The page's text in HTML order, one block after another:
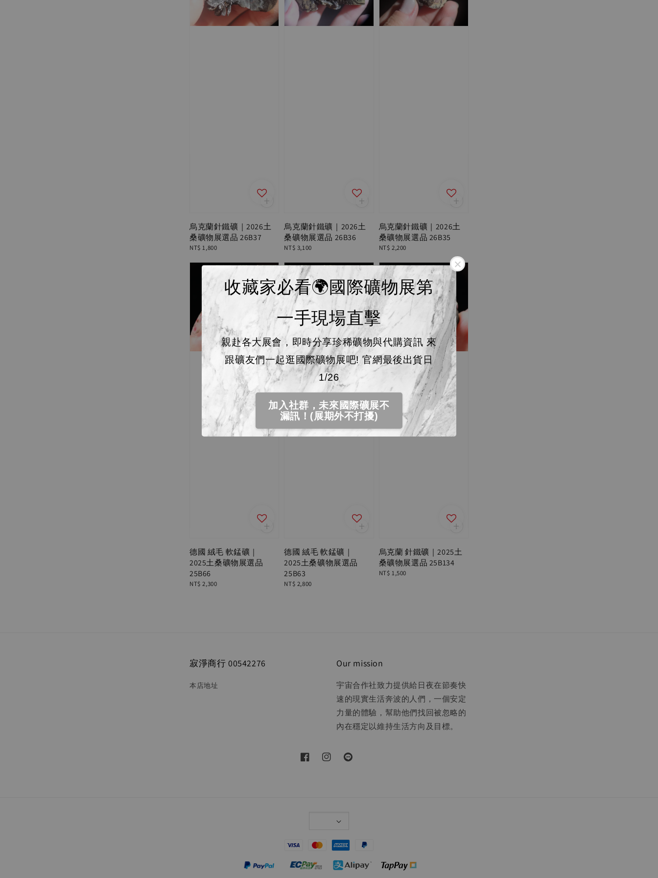
收藏家必看🌍國際礦物展第
一手現場直擊
親赴各大展會，即時分享珍稀礦物與代購資訊 來
跟礦友們一起逛國際礦物展吧! 官網最後出貨日
1/26
加入社群，未來國際礦展不
漏訊！(展期外不打擾)
烏克蘭針鐵礦｜2026土
桑礦物展選品 26B37
Regular
NT$ 1,800
烏克蘭針鐵礦｜2026土
桑礦物展選品 26B36
Regular
NT$ 3,100
烏克蘭針鐵礦｜2026土
桑礦物展選品 26B35
Regular
NT$ 2,200
德國 絨毛 軟錳礦｜
2025土桑礦物展選品
25B66
Regular
NT$ 2,300
德國 絨毛 軟錳礦｜
2025土桑礦物展選品
25B63
Regular
NT$ 2,800
烏克蘭 針鐵礦｜2025土
桑礦物展選品 25B134
Regular
NT$ 1,500
寂淨商行 00542276
本店地址
Our mission
宇宙合作社致力提供給日夜在節奏快
速的現實生活奔波的人們，一個安定
力量的體驗，幫助他們找回被忽略的
內在穩定以維持生活方向及目標。